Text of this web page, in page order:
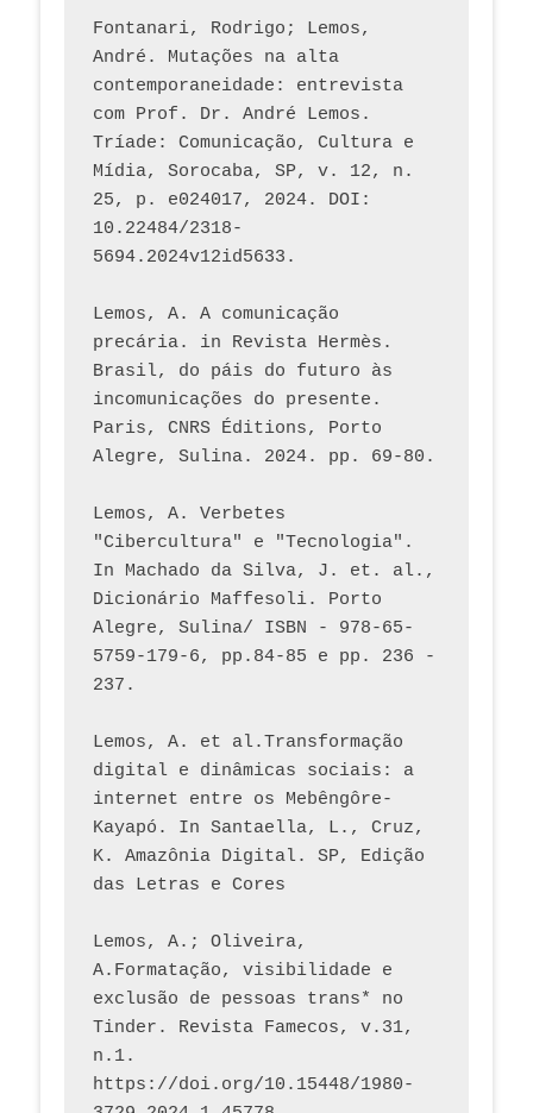
Fontanari, Rodrigo; Lemos,
André. Mutações na alta
contemporaneidade: entrevista
com Prof. Dr. André Lemos.
Tríade: Comunicação, Cultura e
Mídia, Sorocaba, SP, v. 12, n.
25, p. e024017, 2024. DOI:
10.22484/2318-
5694.2024v12id5633.
Lemos, A. A comunicação
precária. in Revista Hermès.
Brasil, do páis do futuro às
incomunicações do presente.
Paris, CNRS Éditions, Porto
Lemos, A. Verbetes
"Cibercultura" e "Tecnologia".
In Machado da Silva, J. et. al.,
Dicionário Maffesoli. Porto
Alegre, Sulina/ ISBN - 978-65-
5759-179-6, pp.84-85 e pp. 236 -
237.
Lemos, A. et al.Transformação
digital e dinâmicas sociais: a
internet entre os Mebêngôre-
Kayapó. In Santaella, L., Cruz,
K. Amazônia Digital. SP, Edição
das Letras e Cores
Lemos, A.; Oliveira,
A.Formatação, visibilidade e
exclusão de pessoas trans* no
Tinder. Revista Famecos, v.31,
n.1.
https://doi.org/10.15448/1980-